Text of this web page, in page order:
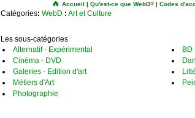
Accueil | Qu'est-ce que WebD? | Codes
Catégories: WebD : Art et Culture
Les sous-catégories
Alternatif - Expérimental
BD
Cinéma - DVD
Galeries - Edition d'art
Métiers d'Art
Photographie